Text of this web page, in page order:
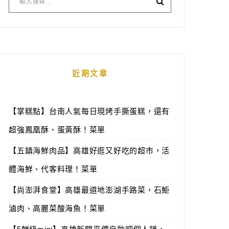
近期文章
【掌糕點】台南人氣每日現烤手撕蛋糕，還有
超強鳳凰酥、蛋黃酥！菜單
【五鎮海鮮肉品】高雄好逛又好吃的超市，活
體海鮮、代客料理！菜單
【尚澎湃食堂】高雄最道地澎湖手路菜，石鮔
滷肉、高麗菜酸海魚！菜單